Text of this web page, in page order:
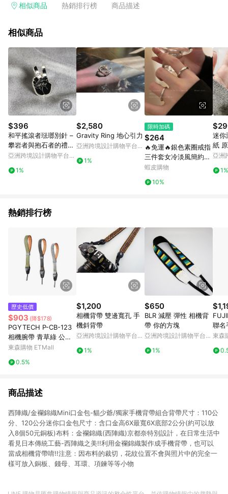
回饋訂單不得享有 Pinkoi 站方優惠，例如首購優惠，P coins，
行為，不具贈點資格，部分退款不在此限。 6. APP 請更新至
貨後 45 天後發送。 8. 群眾募資商品，禮物卡，開館保證金，補
運費，攤位費等不具贈點資格。 9. LINE 購物站上之商品規格、
顏色、價位、贈品如與 Pinkoi 商品資訊頁及購物車不符，以
Pinkoi 購物商品資訊頁及購物車標示為準。 10. 點數紅包使用規
則請以點數紅包活動說明為準。 11. 若於 LINE 購物前往 Pinkoi
頁面後才首次下載 Pinkoi APP 並完成訂單，不符合導購資格；承
上，首次下載 Pinkoi APP 後，需透過 LINE 購物前往 Pinkoi 頁
面，方享導購資格。
相似商品 熱銷排行榜 商品描述
相似商品
$396
和平搖滾者琺瑯別針 –
攀岩者與抱石者的禮物
– 攀岩針 – 등반 クライ
亞洲跨境設計購物平台
1%
$2,580
Gravity Ring 地心引力
亞洲跨境設計購物平台
1%
限時加碼
$264
🔥免運🔥銀色素圈戒指
三件套女冷淡風簡約氣
質百搭食指戒ins網紅
戒 細戒 飾品 精緻 氣質
蝦皮購物
10%
迷你
紙
亞洲
1%
熱銷排行榜
歷史低價
$903 (降$178)
PGYTECH P-CB-123
相機腕帶 青草綠 公司
貨
東森購物 ETMall
0.5%
$1,200
相機背帶 雙邊寬孔 手
機斜背帶
亞洲跨境設計購物平台
1%
$650
BLR 減壓 彈性 相機背
帶 你的方塊
亞洲跨境設計購物平台
1%
聯名
(公
0)
東森
商品描述
西陣織/金襴錦織Mini口金包-貓少爺/獨家手機背帶組合背帶尺寸：110公
分、120公分迷你口金包尺寸：含口金高6X最寬6X底部2公分(約可以放
入8個50元銅板)布料：金襴錦織(西陣織)京都奈特別設計，在日常生活中
看見日本傳統工藝-西陣織之美!!利用金襴錦織製作成手機背帶，也可以
當成相機背帶唷!!注意：因布料的裁切，花紋位置不會與照片中的完全一
樣可放入銅板、錢母、耳環、項鍊等等小物